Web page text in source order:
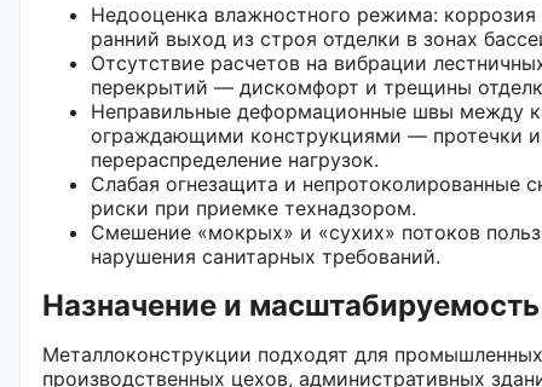
Недооценка влажностного режима: коррозия
ранний выход из строя отделки в зонах
Отсутствие расчетов на вибрации
перекрытий — дискомфорт и трещины
Неправильные деформационные швы между
ограждающими конструкциями — протечки и
перераспределение нагрузок.
Слабая огнезащита и непротоколированные
риски при приемке технадзором.
Смешение «мокрых» и «сухих» потоков
нарушения санитарных требований.
Назначение и масштабируемость
Металлоконструкции подходят для
производственных цехов, административных